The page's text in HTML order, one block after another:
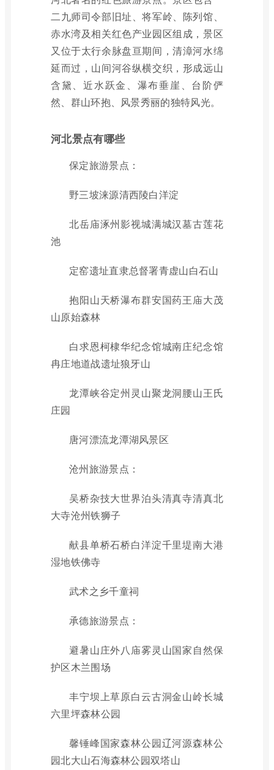
二九师司令部旧址、将军岭、陈列馆、
赤水湾及相关红色产业园区组成，景区
又位于太行余脉盘亘期间，清漳河水绵
延而过，山间河谷纵横交织，形成远山
含黛、近水跃金、瀑布垂崖、台阶俨
然、群山环抱、风景秀丽的独特风光。
河北景点有哪些
保定旅游景点：
野三坡涞源清西陵白洋淀
北岳庙涿州影视城满城汉墓古莲花
池
定窑遗址直隶总督署青虚山白石山
抱阳山天桥瀑布群安国药王庙大茂
山原始森林
白求恩柯棣华纪念馆城南庄纪念馆
冉庄地道战遗址狼牙山
龙潭峡谷定州灵山聚龙洞腰山王氏
庄园
唐河漂流龙潭湖风景区
沧州旅游景点：
吴桥杂技大世界泊头清真寺清真北
大寺沧州铁狮子
献县单桥石桥白洋淀千里堤南大港
湿地铁佛寺
武术之乡千童祠
承德旅游景点：
避暑山庄外八庙雾灵山国家自然保
护区木兰围场
丰宁坝上草原白云古洞金山岭长城
六里坪森林公园
馨锤峰国家森林公园辽河源森林公
园北大山石海森林公园双塔山